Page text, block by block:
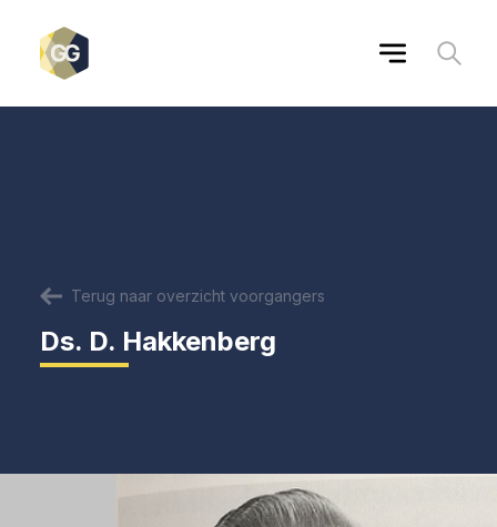
Terug naar overzicht voorgangers
Ds. D. Hakkenberg